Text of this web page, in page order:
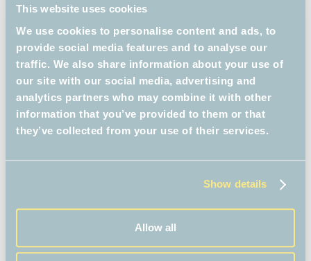
This website uses cookies
We use cookies to personalise content and ads, to
provide social media features and to analyse our
traffic. We also share information about your use of
our site with our social media, advertising and
analytics partners who may combine it with other
information that you’ve provided to them or that
they’ve collected from your use of their services.
Show details
Allow all
s
m
e
e
m
e
d
#
W
v
ZETTEN – De 70ste
Kinderboekenweek is weer van start
gegaan. Om kinderen enthousiast te